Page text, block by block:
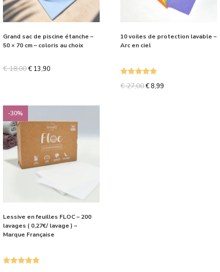
Grand sac de piscine étanche –
50 × 70 cm – coloris au choix
€18,00€ 13,90
10 voiles de protection lavable –
Arc en ciel
€27,00€ 8,99
-30%
Lessive en feuilles FLOC – 200
lavages ( 0,27€/ lavage ) –
Marque Française